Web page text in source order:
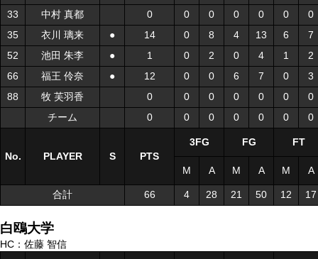
33
中村 真都
35
衣川 璃来
●
52
池田 朱李
●
66
福王 伶奈
●
88
牧 芙羽香
チーム
No. PLAYER S
合計
33
中村 真都 0 0 0 0 0 0
0
35
衣川 璃来 ● 14 0 8 4 13 6
7
52
池田 朱李 ● 1 0 2 0 4 1
2
66
福王 伶奈 ● 12 0 0 6 7 0
3
88
牧 芙羽香 0 0 0 0 0 0
0
チーム
0 0 0 0 0 0 0
No. PLAYER S PTS
3FG FG FT
M A M A M A
合計 66 4 28 21 50 12 17
白鴎大学
HC：佐藤 智信